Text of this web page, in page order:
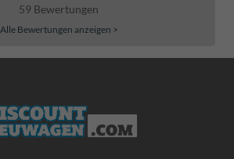
59 Bewertungen
Alle Bewertungen anzeigen >